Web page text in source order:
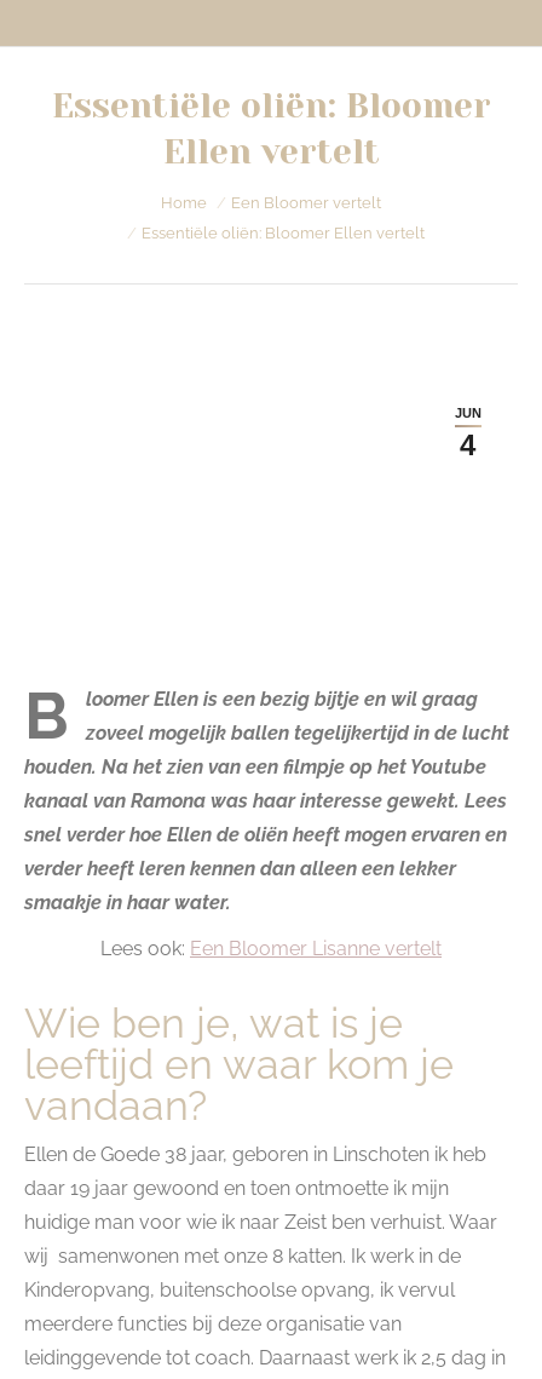
Essentiële oliën: Bloomer
Ellen vertelt
Home
Een Bloomer vertelt
Essentiële oliën: Bloomer Ellen vertelt
JUN
4
B
loomer Ellen is een bezig bijtje en wil graag
zoveel mogelijk ballen tegelijkertijd in de lucht
houden. Na het zien van een filmpje op het Youtube
kanaal van Ramona was haar interesse gewekt. Lees
snel verder hoe Ellen de oliën heeft mogen ervaren en
verder heeft leren kennen dan alleen een lekker
smaakje in haar water.
Lees ook: Een Bloomer Lisanne vertelt
Wie ben je, wat is je
leeftijd en waar kom je
vandaan?
Ellen de Goede 38 jaar, geboren in Linschoten ik heb
daar 19 jaar gewoond en toen ontmoette ik mijn
huidige man voor wie ik naar Zeist ben verhuist. Waar
wij samenwonen met onze 8 katten. Ik werk in de
Kinderopvang, buitenschoolse opvang, ik vervul
meerdere functies bij deze organisatie van
leidinggevende tot coach. Daarnaast werk ik 2,5 dag in